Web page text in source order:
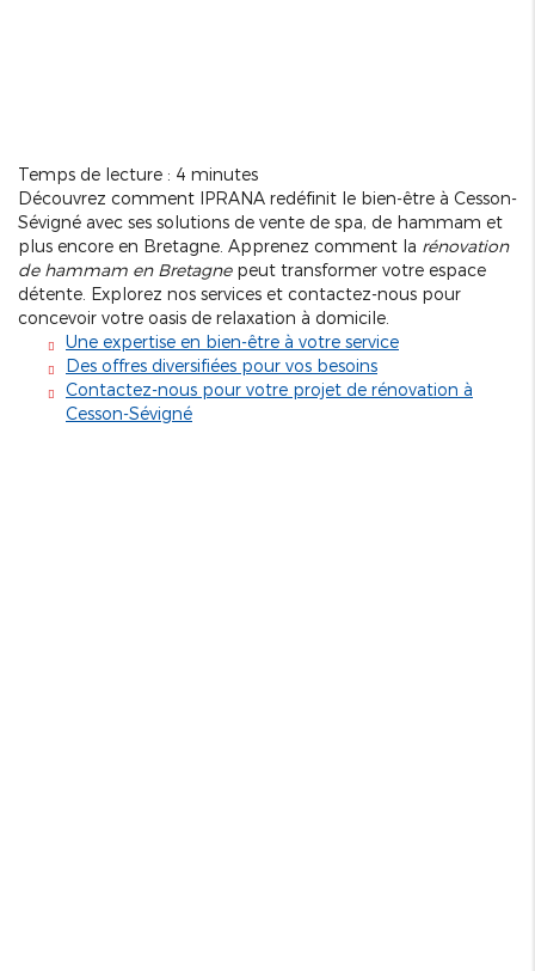
Temps de lecture : 4 minutes
Découvrez comment IPRANA redéfinit le bien-être à Cesson-
Sévigné avec ses solutions de vente de spa, de hammam et
plus encore en Bretagne. Apprenez comment la rénovation
de hammam en Bretagnepeut transformer votre espace
détente. Explorez nos services et contactez-nous pour
concevoir votre oasis de relaxation à domicile.
Une expertise en bien-être à votre service
Des offres diversifiées pour vos besoins
Contactez-nous pour votre projet de rénovation à
Cesson-Sévigné